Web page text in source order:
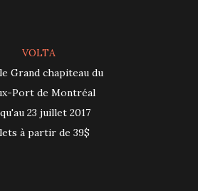
VOLTA
le Grand chapiteau du
Port de Montréal
23 juillet 2017
à partir de 39$